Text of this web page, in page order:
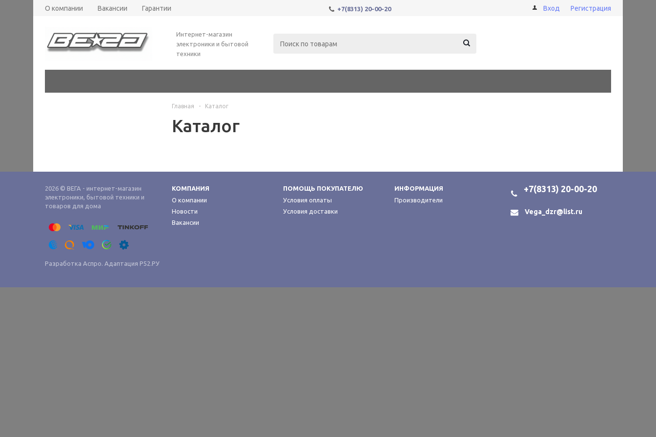
О компании Вакансии Гарантии +7(8313) 20-00-20 Вход Регистрация
Интернет-магазин
электроники и бытовой
техники
Главная - Каталог
Каталог
2026 © ВЕГА - интернет-магазин
электроники, бытовой техники и
товаров для дома
Разработка Аспро. Адаптация Р52.РУ
КОМПАНИЯ ПОМОЩЬ ПОКУПАТЕЛЮ
ИНФОРМАЦИЯ
О компании
Новости
Вакансии
Условия оплаты
Условия доставки
Производители
+7(8313) 20-00-20
Vega_dzr@list.ru